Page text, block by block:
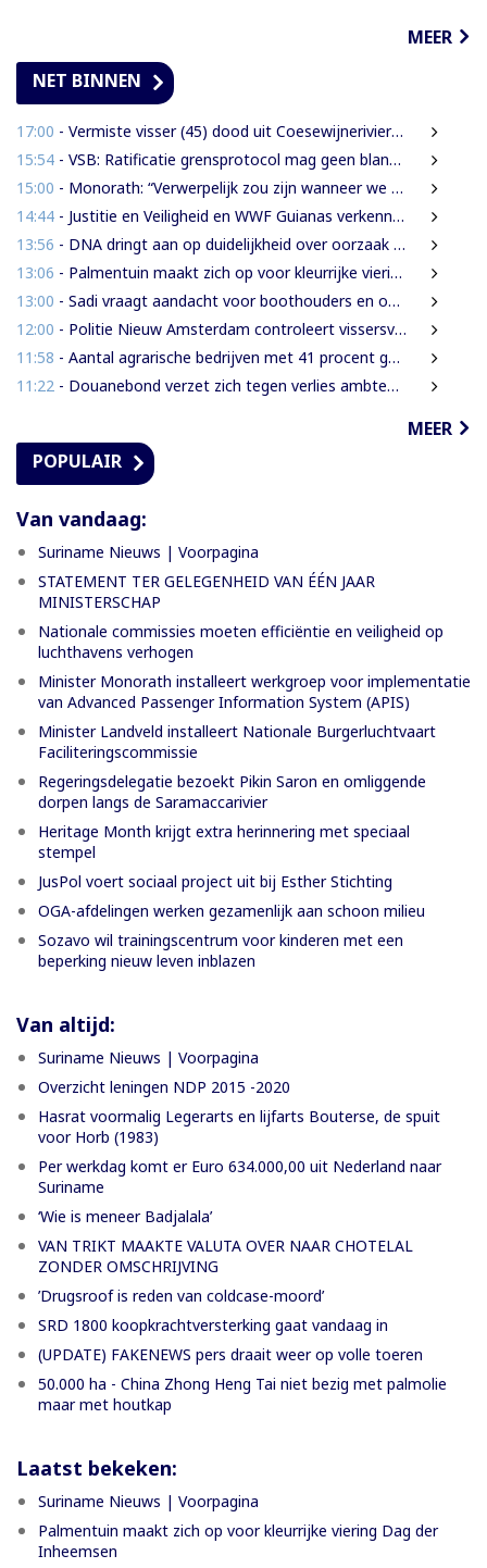
MEER
NET BINNEN
17:00 - Vermiste visser (45) dood uit Coesewijnerivier gehaald
15:54 - VSB: Ratificatie grensprotocol mag geen blanco cheque zijn
15:00 - Monorath: “Verwerpelijk zou zijn wanneer we de dingen zouden bedekken met de mantel der liefde”
14:44 - Justitie en Veiligheid en WWF Guianas verkennen verdere samenwerking
13:56 - DNA dringt aan op duidelijkheid over oorzaak massale vissterfte
13:06 - Palmentuin maakt zich op voor kleurrijke viering Dag der Inheemsen
13:00 - Sadi vraagt aandacht voor boothouders en overbelasting Wijdenboschbrug
12:00 - Politie Nieuw Amsterdam controleert vissersvaartuigen op de rivier
11:58 - Aantal agrarische bedrijven met 41 procent gegroeid
11:22 - Douanebond verzet zich tegen verlies ambtenarenstatus bij wijziging Wet Belastingdienst
MEER
POPULAIR
Van vandaag:
Suriname Nieuws | Voorpagina
STATEMENT TER GELEGENHEID VAN ÉÉN JAAR
MINISTERSCHAP
Nationale commissies moeten efficiëntie en veiligheid op
luchthavens verhogen
Minister Monorath installeert werkgroep voor implementatie
van Advanced Passenger Information System (APIS)
Minister Landveld installeert Nationale Burgerluchtvaart
Faciliteringscommissie
Regeringsdelegatie bezoekt Pikin Saron en omliggende
dorpen langs de Saramaccarivier
Heritage Month krijgt extra herinnering met speciaal
stempel
JusPol voert sociaal project uit bij Esther Stichting
OGA-afdelingen werken gezamenlijk aan schoon milieu
Sozavo wil trainingscentrum voor kinderen met een
beperking nieuw leven inblazen
Van altijd:
Suriname Nieuws | Voorpagina
Overzicht leningen NDP 2015 -2020
Hasrat voormalig Legerarts en lijfarts Bouterse, de spuit
voor Horb (1983)
Per werkdag komt er Euro 634.000,00 uit Nederland naar
Suriname
‘Wie is meneer Badjalala’
VAN TRIKT MAAKTE VALUTA OVER NAAR CHOTELAL
ZONDER OMSCHRIJVING
’Drugsroof is reden van coldcase-moord’
SRD 1800 koopkrachtversterking gaat vandaag in
(UPDATE) FAKENEWS pers draait weer op volle toeren
50.000 ha - China Zhong Heng Tai niet bezig met palmolie
maar met houtkap
Laatst bekeken:
Suriname Nieuws | Voorpagina
Palmentuin maakt zich op voor kleurrijke viering Dag der
Inheemsen